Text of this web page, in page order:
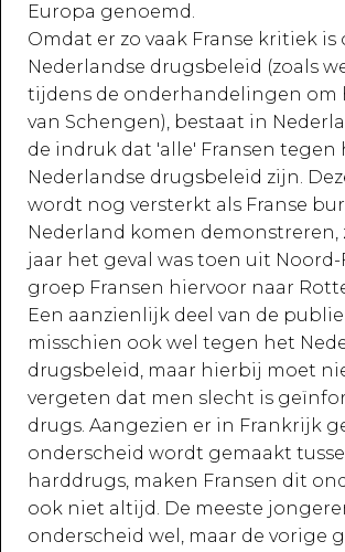
Europa genoemd.
Omdat er zo vaak Franse kritiek is
Nederlandse drugsbeleid (zoals
tijdens de onderhandelingen om
van Schengen), bestaat in
de indruk dat 'alle' Fransen tegen
Nederlandse drugsbeleid zijn.
wordt nog versterkt als Franse
Nederland komen demonstreren,
jaar het geval was toen uit
groep Fransen hiervoor naar
Een aanzienlijk deel van de
misschien ook wel tegen het
drugsbeleid, maar hierbij moet
vergeten dat men slecht is
drugs. Aangezien er in Frankrijk
onderscheid wordt gemaakt
harddrugs, maken Fransen dit
ook niet altijd. De meeste
onderscheid wel, maar de vorige